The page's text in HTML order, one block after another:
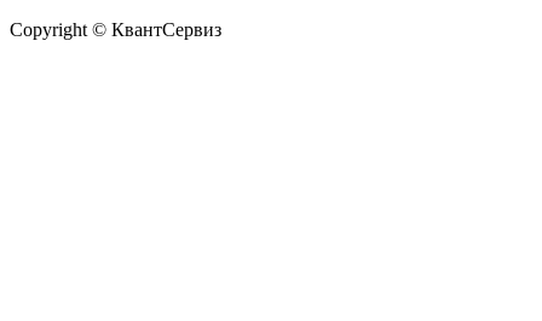
Copyright © КвантСервиз